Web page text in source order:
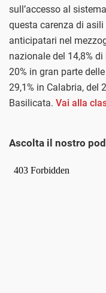
sull’accesso al
questa carenza di
anticipatari nel
nazionale del 14,8%
20% in gran parte
29,1% in Calabria, del
Basilicata. Vai alla
Ascolta il nostro